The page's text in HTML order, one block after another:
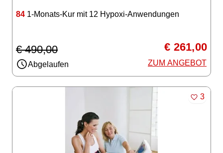
84 1-Monats-Kur mit 12 Hypoxi-Anwendungen
€ 490,00
Abgelaufen
€ 261,00
ZUM ANGEBOT
3